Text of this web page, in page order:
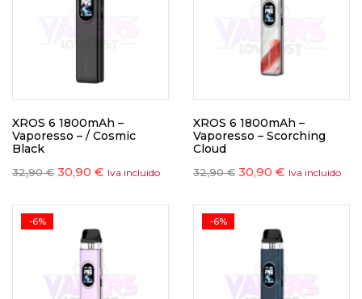
XROS 6 1800mAh –
Vaporesso – / Cosmic
Black
32,90€ 30,90 € Iva incluido
XROS 6 1800mAh –
Vaporesso – Scorching
Cloud
32,90€ 30,90 € Iva incluido
-6% -6%